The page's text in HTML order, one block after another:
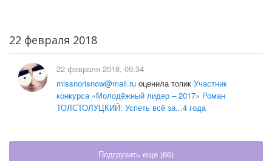
22 февраля 2018
22 февраля 2018, 09:34
missnorisnow@mail.ru оценила топик Участник
конкурса «Молодёжный лидер – 2017» Роман
ТОЛСТОЛУЦКИЙ: Успеть всё за...4 года
Подгрузить еще (66)